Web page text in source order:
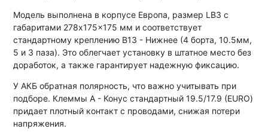
Модель выполнена в корпусе Европа, размер LB3 с
габаритами 278x175x175 мм и соответствует
стандартному креплению B13 - Нижнее (4 борта, 10.5мм,
5 и 3 паза). Это облегчает установку в штатное место без
доработок, а также гарантирует надежную фиксацию.
У АКБ обратная полярность, что важно учитывать при
подборе. Клеммы A - Конус стандартный 19.5/17.9 (EURO)
придает плотный контакт с проводами, снижая потери
напряжения.